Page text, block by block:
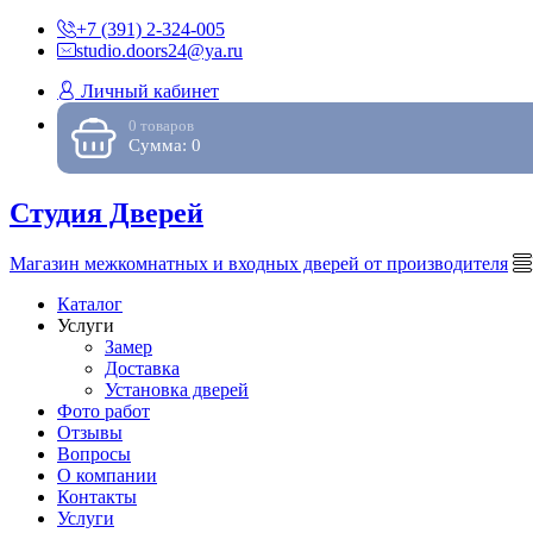
+7 (391) 2-324-005
studio.doors24@ya.ru
Личный кабинет
0 товаров
Сумма: 0
Студия Дверей
Магазин межкомнатных и входных дверей от производителя
Каталог
Услуги
Замер
Доставка
Установка дверей
Фото работ
Отзывы
Вопросы
О компании
Контакты
Услуги